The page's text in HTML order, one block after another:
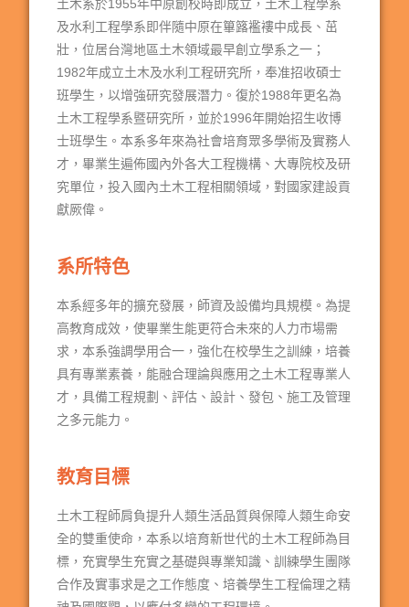
土木系於1955年中原創校時即成立，土木工程學系
及水利工程學系即伴隨中原在篳簬襤褸中成長、茁
壯，位居台灣地區土木領域最早創立學系之一；
1982年成立土木及水利工程研究所，奉准招收碩士
班學生，以增強研究發展潛力。復於1988年更名為
土木工程學系暨研究所，並於1996年開始招生收博
士班學生。本系多年來為社會培育眾多學術及實務人
才，畢業生遍佈國內外各大工程機構、大專院校及研
究單位，投入國內土木工程相關領域，對國家建設貢
獻厥偉。
系所特色
本系經多年的擴充發展，師資及設備均具規模。為提
高教育成效，使畢業生能更符合未來的人力市場需
求，本系強調學用合一，強化在校學生之訓練，培養
具有專業素養，能融合理論與應用之土木工程專業人
才，具備工程規劃、評估、設計、發包、施工及管理
之多元能力。
教育目標
土木工程師肩負提升人類生活品質與保障人類生命安
全的雙重使命，本系以培育新世代的土木工程師為目
標，充實學生充實之基礎與專業知識、訓練學生團隊
合作及實事求是之工作態度、培養學生工程倫理之精